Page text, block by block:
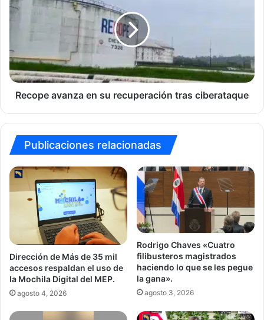
en
su
ciberataque
Recope avanza en su recuperación tras ciberataque
Publicaciones relacionadas
Dirección de Más de 35 mil
accesos respaldan el uso de
la Mochila Digital del MEP.
agosto 4, 2026
Rodrigo Chaves «Cuatro
filibusteros magistrados
haciendo lo que se les pegue
la gana».
agosto 3, 2026